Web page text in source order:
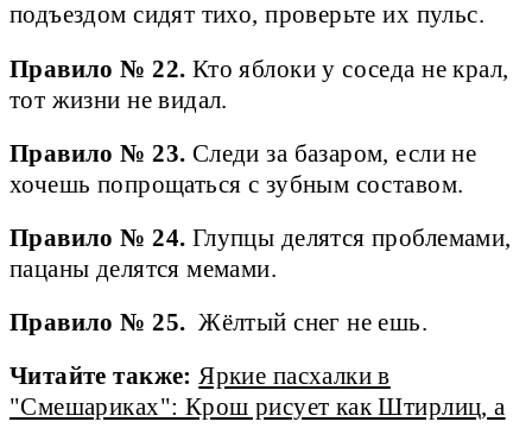
подъездом сидят тихо, проверьте их пульс.
Правило № 22. Кто яблоки у соседа не крал,
тот жизни не видал.
Правило № 23. Следи за базаром, если не
хочешь попрощаться с зубным составом.
Правило № 24. Глупцы делятся проблемами,
пацаны делятся мемами.
Правило № 25. Жёлтый снег не ешь.
Читайте также: Яркие пасхалки в
"Смешариках": Крош рисует как Штирлиц, а